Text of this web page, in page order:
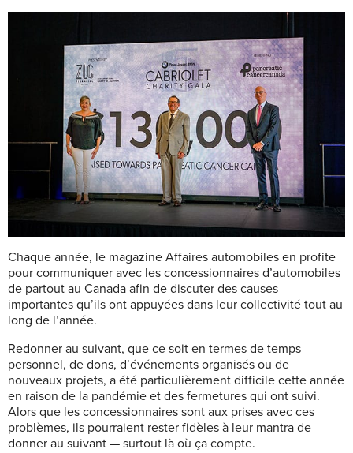
Chaque année, le magazine Affaires automobiles en profite
pour communiquer avec les concessionnaires d’automobiles
de partout au Canada afin de discuter des causes
importantes qu’ils ont appuyées dans leur collectivité tout au
long de l’année.
Redonner au suivant, que ce soit en termes de temps
personnel, de dons, d’événements organisés ou de
nouveaux projets, a été particulièrement difficile cette année
en raison de la pandémie et des fermetures qui ont suivi.
Alors que les concessionnaires sont aux prises avec ces
problèmes, ils pourraient rester fidèles à leur mantra de
donner au suivant — surtout là où ça compte.